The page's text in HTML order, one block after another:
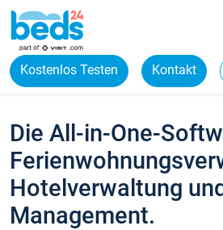
Kostenlos Testen Kontakt
Die All-in-One-
Hotelverwaltung
Management.